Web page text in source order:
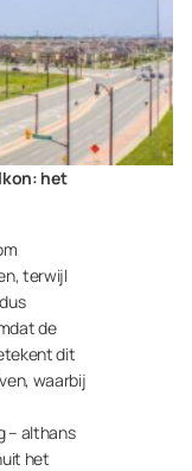
het
terwijl
de
dit
waarbij
– althans
het